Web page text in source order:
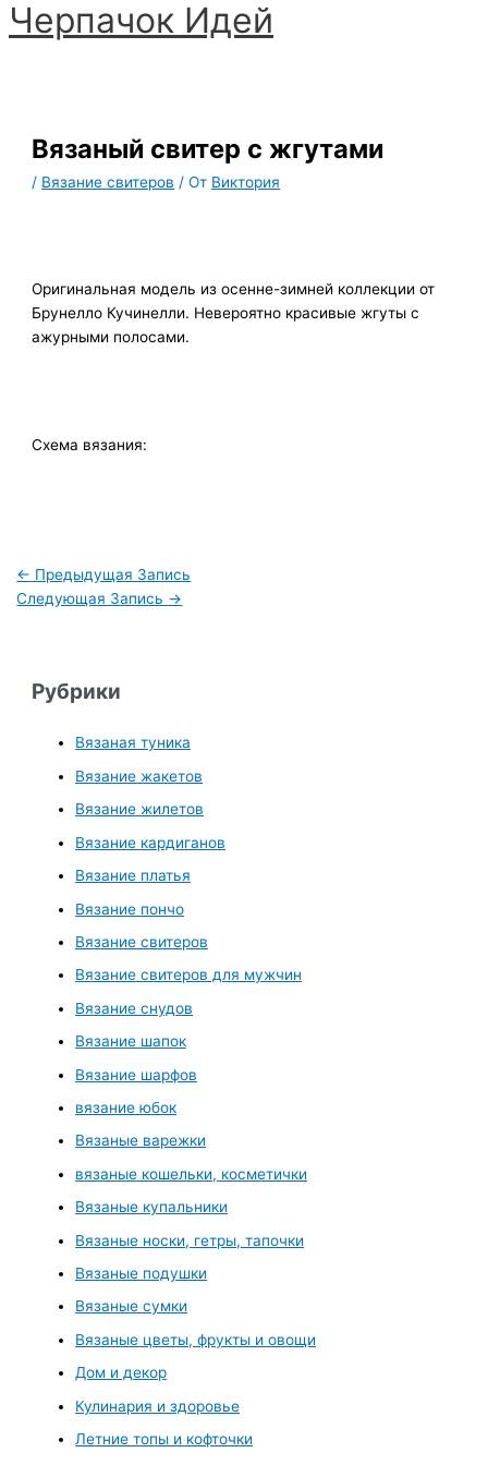
Перейти
к
Черпачoк Идей
Вязаный свитер с жгутами
/ Вязание свитеров / От Виктория
Оригинальная модель из осенне-зимней коллекции от
Брунелло Кучинелли. Невероятно красивые жгуты с
ажурными полосами.
Схема вязания:
← Предыдущая Запись
Следующая Запись →
Рубрики
Вязаная туника
Вязание жакетов
Вязание жилетов
Вязание кардиганов
Вязание платья
Вязание пончо
Вязание свитеров
Вязание свитеров для мужчин
Вязание снудов
Вязание шапок
Вязание шарфов
вязание юбок
Вязаные варежки
вязаные кошельки, косметички
Вязаные купальники
Вязаные носки, гетры, тапочки
Вязаные подушки
Вязаные сумки
Вязаные цветы, фрукты и овощи
Дом и декор
Кулинария и здоровье
Летние топы и кофточки